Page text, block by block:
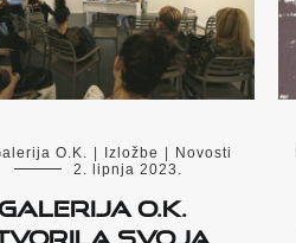
O.K. Izložbe
Novosti
2. lipnja 2023.
O.K.
svoja